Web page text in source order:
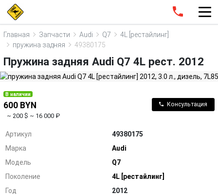
Главная Запчасти Audi Q7
4L [рестайлинг]
пружина задняя
49380175
Пружина задняя Audi Q7 4L рест. 2012
В наличии
600 BYN
~ 200 $ ~ 16 000 ₽
Консультация
Артикул
49380175
Марка
Audi
Модель
Q7
Поколение
4L [рестайлинг]
Год
2012